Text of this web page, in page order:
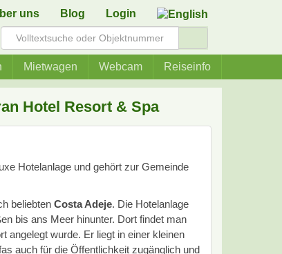
uns Blog Login
Mietwagen Webcam Reiseinfo
Hotel Resort & Spa
Hotelanlage und gehört zur Gemeinde
beliebten Costa Adeje. Die Hotelanlage
bis ans Meer hinunter. Dort findet man
angelegt wurde. Er liegt in einer kleinen
auch für die Öffentlichkeit zugänglich und